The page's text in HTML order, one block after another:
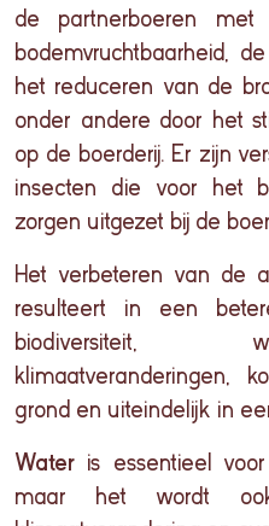
de partnerboeren
bodemvruchtbaarheid,
het reduceren van de
onder andere door het
op de boerderij. Er zijn
insecten die voor het
zorgen uitgezet bij de
Het verbeteren van de
resulteert in een
biodiversiteit,
klimaatveranderingen,
grond en uiteindelijk in
Water is essentieel
maar het wordt